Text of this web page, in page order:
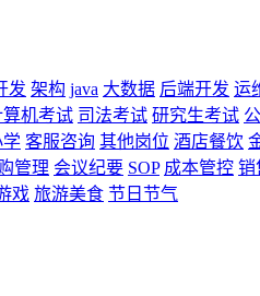
发 架构 java 大数据 后端开发 运
算机考试 司法考试 研究生考试
学 客服咨询 其他岗位 酒店餐饮
管理 会议纪要 SOP 成本管控 销
戏 旅游美食 节日节气